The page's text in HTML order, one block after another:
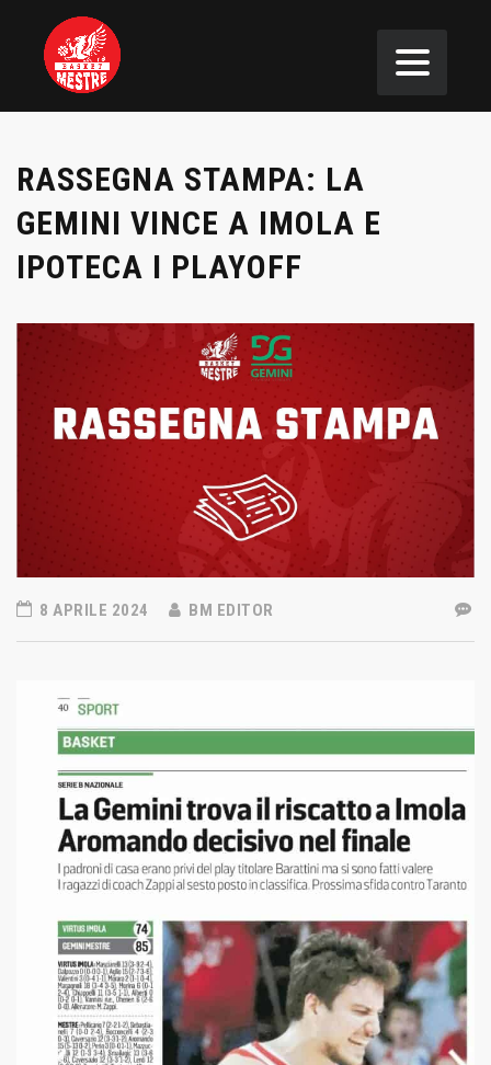
RASSEGNA STAMPA: LA
GEMINI VINCE A IMOLA E
IPOTECA I PLAYOFF
8 APRILE 2024 BM EDITOR